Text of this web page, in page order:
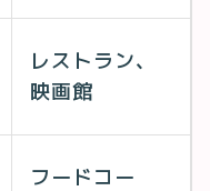
レストラン、
映画館
フードコー